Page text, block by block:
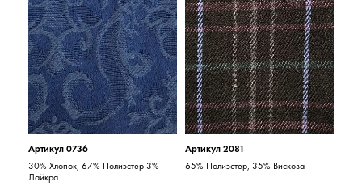
Артикул 0736
30% Хлопок, 67% Полиэстер 3%
Лайкра
Артикул 2081
65% Полиэстер, 35% Вискоза